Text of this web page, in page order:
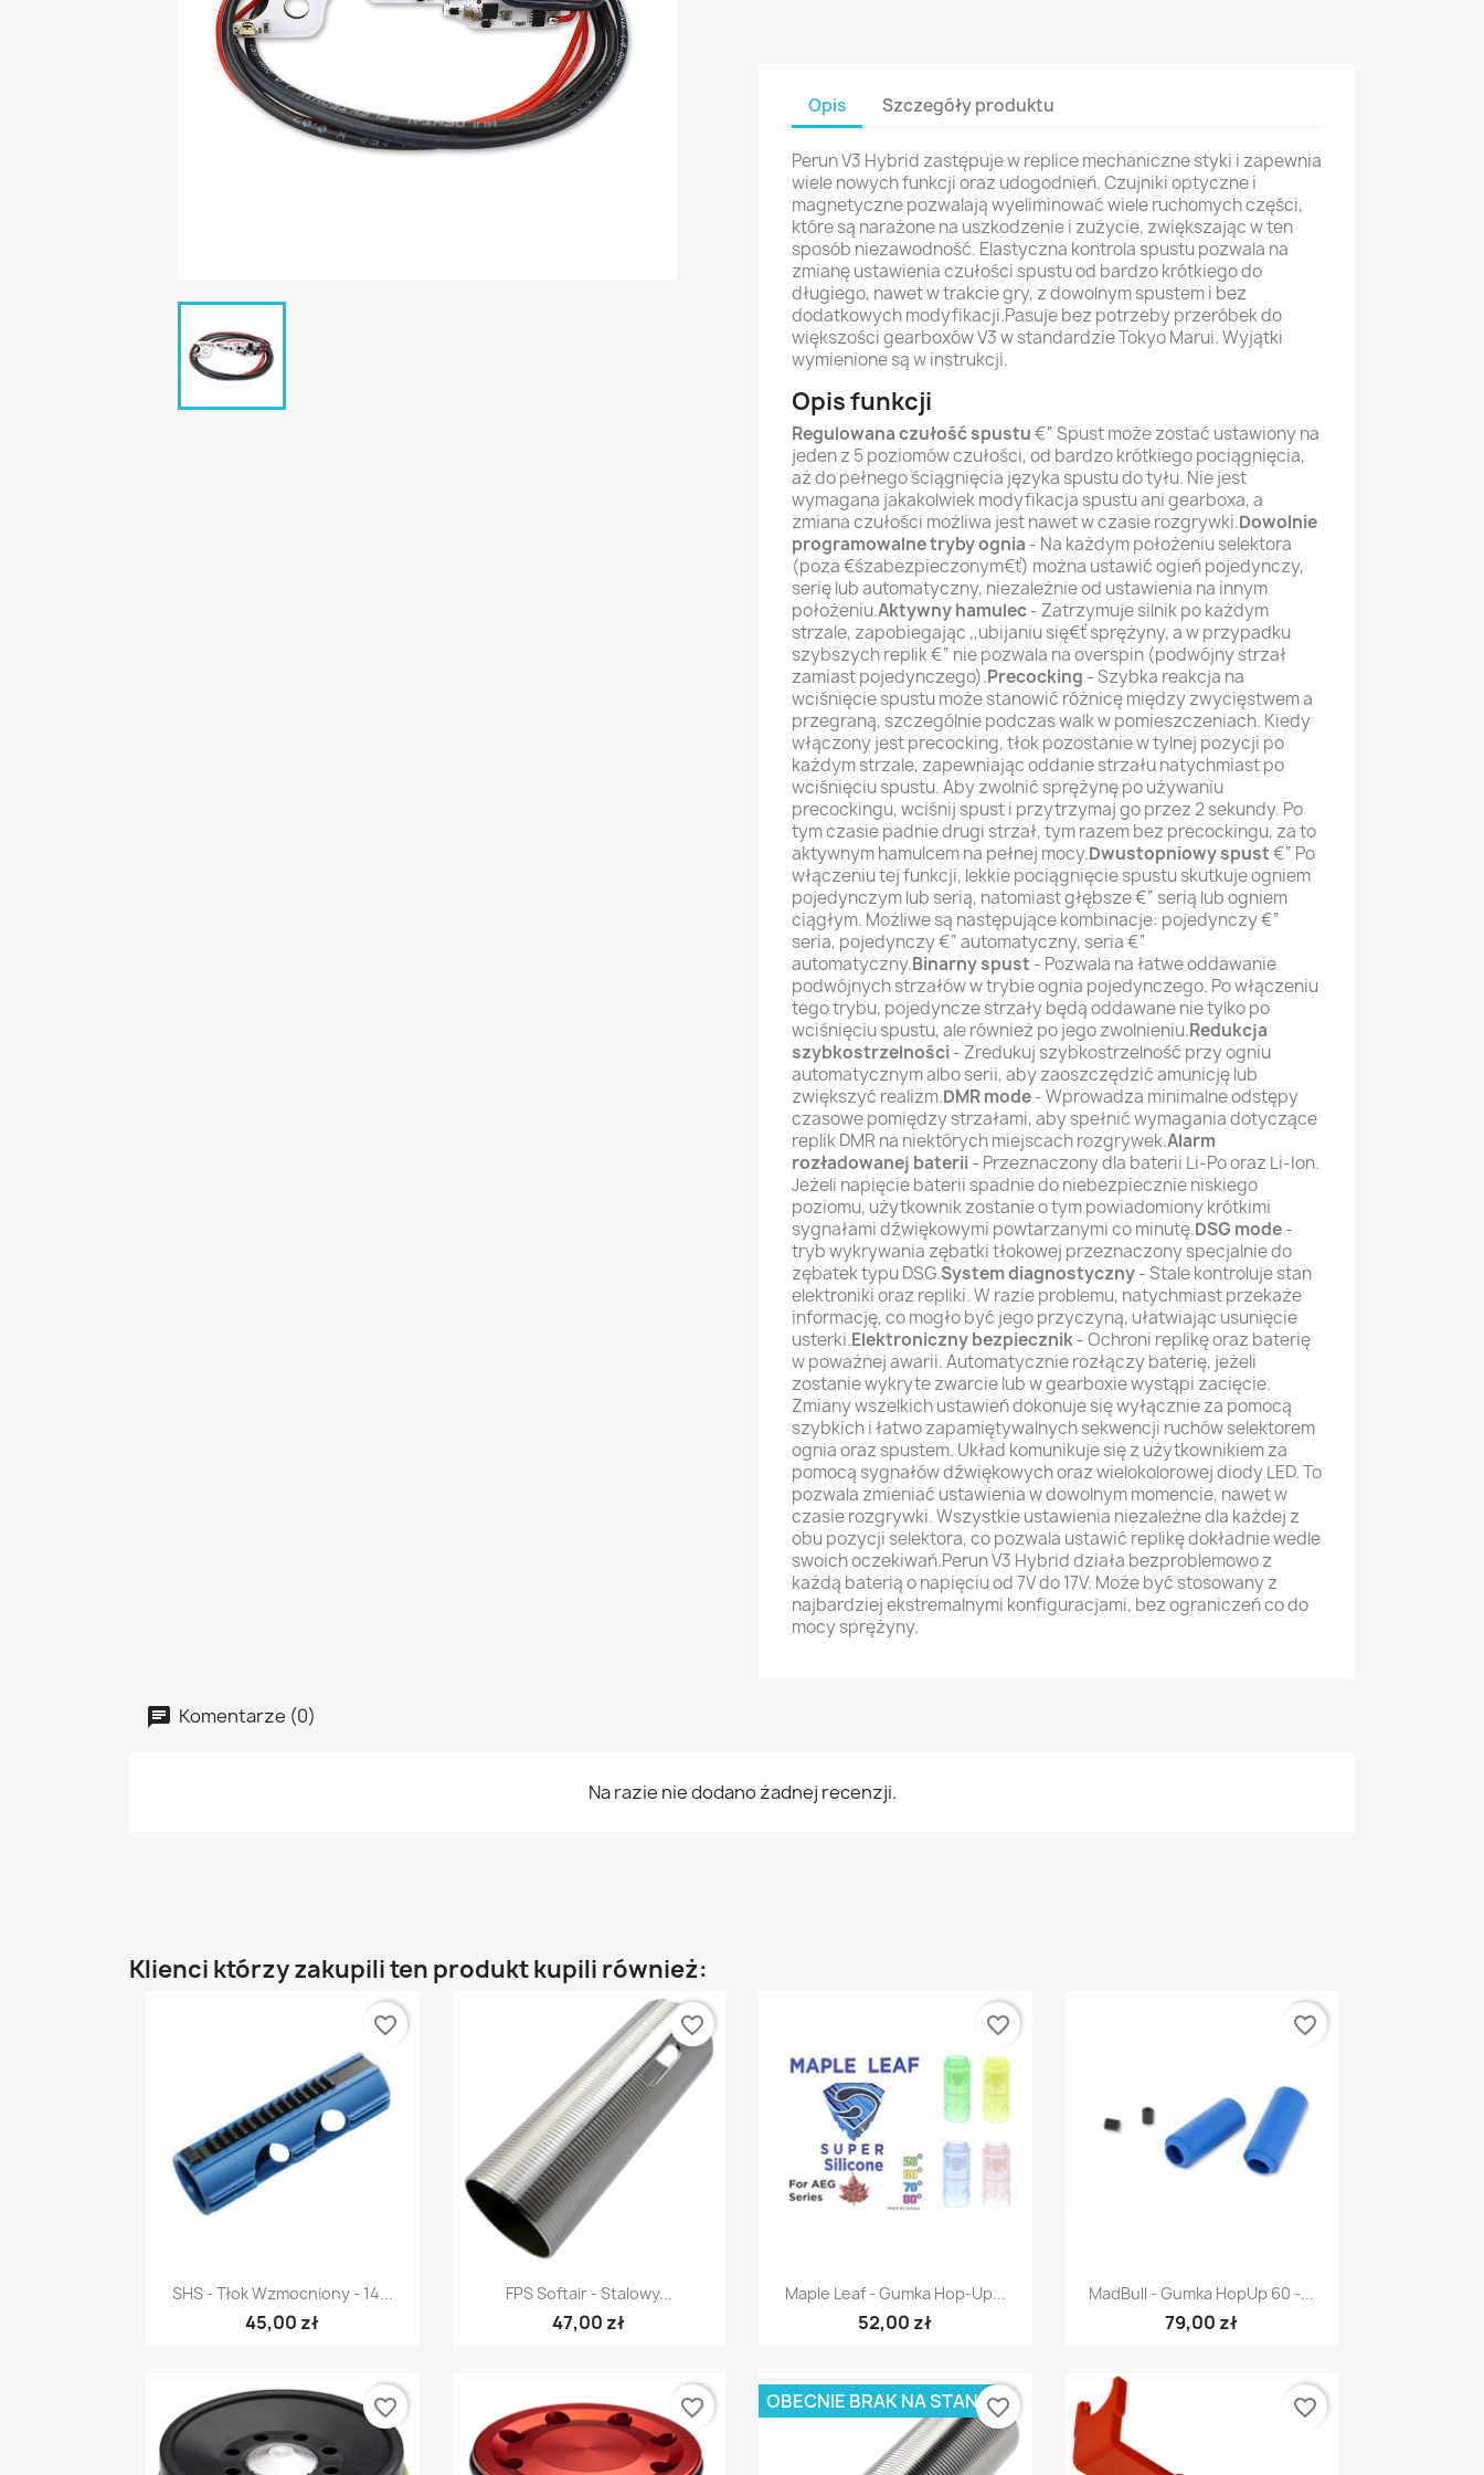
Opis Szczegóły produktu
Perun V3 Hybrid zastępuje w replice mechaniczne styki i zapewnia
wiele nowych funkcji oraz udogodnień. Czujniki optyczne i
magnetyczne pozwalają wyeliminować wiele ruchomych części,
które są narażone na uszkodzenie i zużycie, zwiększając w ten
sposób niezawodność. Elastyczna kontrola spustu pozwala na
zmianę ustawienia czułości spustu od bardzo krótkiego do
długiego, nawet w trakcie gry, z dowolnym spustem i bez
dodatkowych modyfikacji.Pasuje bez potrzeby przeróbek do
większości gearboxów V3 w standardzie Tokyo Marui. Wyjątki
wymienione są w instrukcji.
Opis funkcji
Regulowana czułość spustu€“ Spust może zostać ustawiony na
jeden z 5 poziomów czułości, od bardzo krótkiego pociągnięcia,
aż do pełnego ściągnięcia języka spustu do tyłu. Nie jest
wymagana jakakolwiek modyfikacja spustu ani gearboxa, a
zmiana czułości możliwa jest nawet w czasie rozgrywki.Dowolnie
programowalne tryby ognia - Na każdym położeniu selektora
(poza €śzabezpieczonym€ť) można ustawić ogień pojedynczy,
serię lub automatyczny, niezależnie od ustawienia na innym
położeniu.Aktywny hamulec- Zatrzymuje silnik po każdym
strzale, zapobiegając ,,ubijaniu się€ť sprężyny, a w przypadku
szybszych replik €“ nie pozwala na overspin (podwójny strzał
zamiast pojedynczego).Precocking - Szybka reakcja na
wciśnięcie spustu może stanowić różnicę między zwycięstwem a
przegraną, szczególnie podczas walk w pomieszczeniach. Kiedy
włączony jest precocking, tłok pozostanie w tylnej pozycji po
każdym strzale, zapewniając oddanie strzału natychmiast po
wciśnięciu spustu. Aby zwolnić sprężynę po używaniu
precockingu, wciśnij spust i przytrzymaj go przez 2 sekundy. Po
tym czasie padnie drugi strzał, tym razem bez precockingu, za to
aktywnym hamulcem na pełnej mocy.Dwustopniowy spust€“ Po
włączeniu tej funkcji, lekkie pociągnięcie spustu skutkuje ogniem
pojedynczym lub serią, natomiast głębsze €“ serią lub ogniem
ciągłym. Możliwe są następujące kombinacje: pojedynczy €“
seria, pojedynczy €“ automatyczny, seria €“
automatyczny.Binarny spust - Pozwala na łatwe oddawanie
podwójnych strzałów w trybie ognia pojedynczego. Po włączeniu
tego trybu, pojedyncze strzały będą oddawane nie tylko po
wciśnięciu spustu, ale również po jego zwolnieniu.Redukcja
szybkostrzelności - Zredukuj szybkostrzelność przy ogniu
automatycznym albo serii, aby zaoszczędzić amunicję lub
zwiększyć realizm.DMR mode- Wprowadza minimalne odstępy
czasowe pomiędzy strzałami, aby spełnić wymagania dotyczące
replik DMR na niektórych miejscach rozgrywek.Alarm
rozładowanej baterii - Przeznaczony dla baterii Li-Po oraz Li-Ion.
Jeżeli napięcie baterii spadnie do niebezpiecznie niskiego
poziomu, użytkownik zostanie o tym powiadomiony krótkimi
sygnałami dźwiękowymi powtarzanymi co minutę.DSG mode-
tryb wykrywania zębatki tłokowej przeznaczony specjalnie do
zębatek typu DSG.System diagnostyczny- Stale kontroluje stan
elektroniki oraz repliki. W razie problemu, natychmiast przekaże
informację, co mogło być jego przyczyną, ułatwiając usunięcie
usterki.Elektroniczny bezpiecznik- Ochroni replikę oraz baterię
w poważnej awarii. Automatycznie rozłączy baterię, jeżeli
zostanie wykryte zwarcie lub w gearboxie wystąpi zacięcie.
Zmiany wszelkich ustawień dokonuje się wyłącznie za pomocą
szybkich i łatwo zapamiętywalnych sekwencji ruchów selektorem
ognia oraz spustem. Układ komunikuje się z użytkownikiem za
pomocą sygnałów dźwiękowych oraz wielokolorowej diody LED. To
pozwala zmieniać ustawienia w dowolnym momencie, nawet w
czasie rozgrywki. Wszystkie ustawienia niezależne dla każdej z
obu pozycji selektora, co pozwala ustawić replikę dokładnie wedle
swoich oczekiwań.Perun V3 Hybrid działa bezproblemowo z
każdą baterią o napięciu od 7V do 17V. Może być stosowany z
najbardziej ekstremalnymi konfiguracjami, bez ograniczeń co do
mocy sprężyny.
Komentarze (0)
Na razie nie dodano żadnej recenzji.
Klienci którzy zakupili ten produkt kupili również:
Szybki podgląd
SHS - Tłok Wzmocniony - 14...
45,00 zł
favorite_border
Szybki podgląd
FPS Softair - Stalowy...
47,00 zł
favorite_border
Szybki podgląd
Maple Leaf - Gumka Hop-Up...
52,00 zł
favorite_border
 Szybki podgląd
MadBull - Gumka HopUp 60 -...
79,00 zł
favorite_border
favorite_border favorite_border OBECNIE BRAK NA STANIEfavorite_border favorite_border